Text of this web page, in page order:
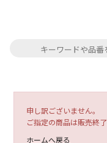
申し訳ございません。
ご指定の商品は販売終
ホームへ戻る